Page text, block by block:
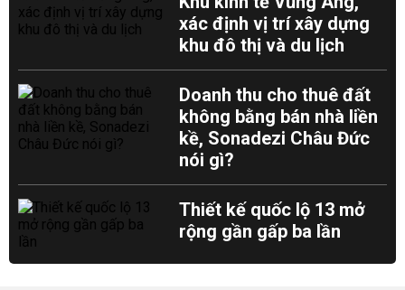
xác định vị trí xây dựng
khu đô thị và du lịch
Doanh thu cho thuê đất
không bằng bán nhà liền
kề, Sonadezi Châu Đức
nói gì?
Thiết kế quốc lộ 13 mở
rộng gần gấp ba lần